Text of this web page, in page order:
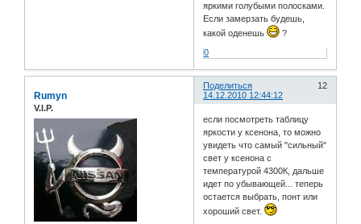
яркими голубыми полосками.
Если замерзать будешь,
какой оденешь
?
0
Поделиться
12
14.12.2010 12:44:12
Rumyn
V.I.P.
если посмотреть таблицу
яркости у ксенона, то можно
увидеть что самый "сильный"
свет у ксенона с
температурой 4300К, дальше
идет по убывающей... теперь
остается выбрать, понт или
хороший свет.